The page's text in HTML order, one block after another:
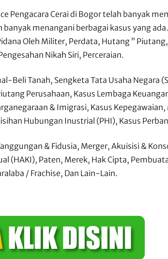
Pengacara Cerai di Bogor telah banyak
menangani berbagai kasus yang
Oleh Militer, Perdata, Hutang ” Piutang,
Nikah Siri, Perceraian.
Beli Tanah, Sengketa Tata Usaha Negara
Perusahaan, Kasus Lembaga
& Imigrasi, Kasus
Hubungan Inustrial (PHI), Kasus
& Fidusia, Merger, Akuisisi &
(HAKI), Paten, Merek, Hak Cipta,
/ Frachise, Dan Lain-Lain.